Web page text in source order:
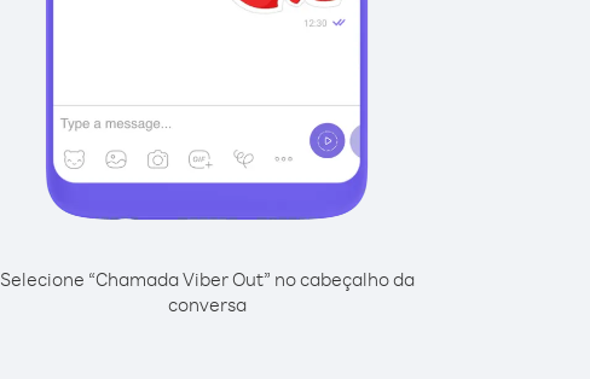
Selecione “Chamada Viber Out” no cabeçalho da
conversa